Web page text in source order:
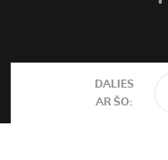
DALIES
AR ŠO: